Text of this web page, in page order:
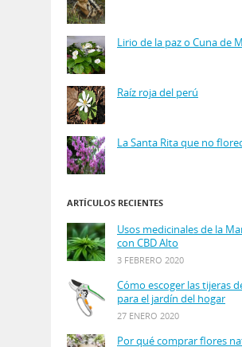
Lirio de la paz o Cuna de
Raíz roja del perú
La Santa Rita que no
ARTÍCULOS RECIENTES
Usos medicinales de la
con CBD Alto
3 FEBRERO 2020
Cómo escoger las tijeras
para el jardín del hogar
27 ENERO 2020
Por qué comprar flores